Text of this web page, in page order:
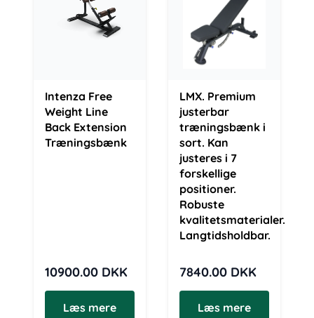
Intenza Free
Weight Line
Back Extension
Træningsbænk
10900.00 DKK
Læs mere
LMX. Premium
justerbar
træningsbænk i
sort. Kan
justeres i 7
forskellige
positioner.
Robuste
kvalitetsmaterialer.
Langtidsholdbar.
7840.00 DKK
Læs mere